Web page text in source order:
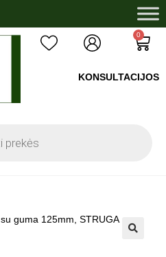
0
KONSULTACIJOS